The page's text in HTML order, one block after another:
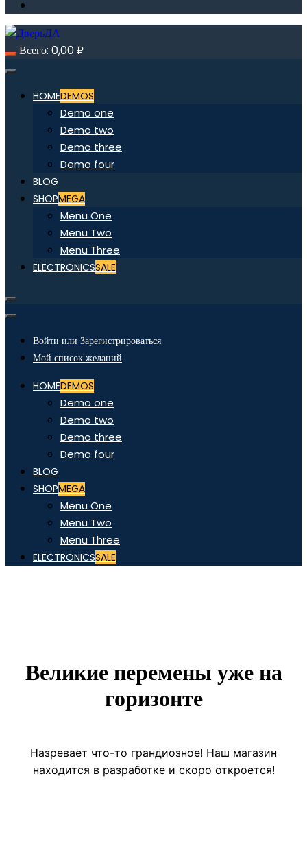
Всего: 0,00₽
HOMEDEMOS
Demo one
Demo two
Demo three
Demo four
BLOG
SHOPMEGA
Menu One
Menu Two
Menu Three
ELECTRONICSSALE
Войти или Зарегистрироваться
Мой список желаний
HOMEDEMOS
Demo one
Demo two
Demo three
Demo four
BLOG
SHOPMEGA
Menu One
Menu Two
Menu Three
ELECTRONICSSALE
Великие перемены уже на
горизонте
Назревает что-то грандиозное! Наш магазин
находится в разработке и скоро откроется!